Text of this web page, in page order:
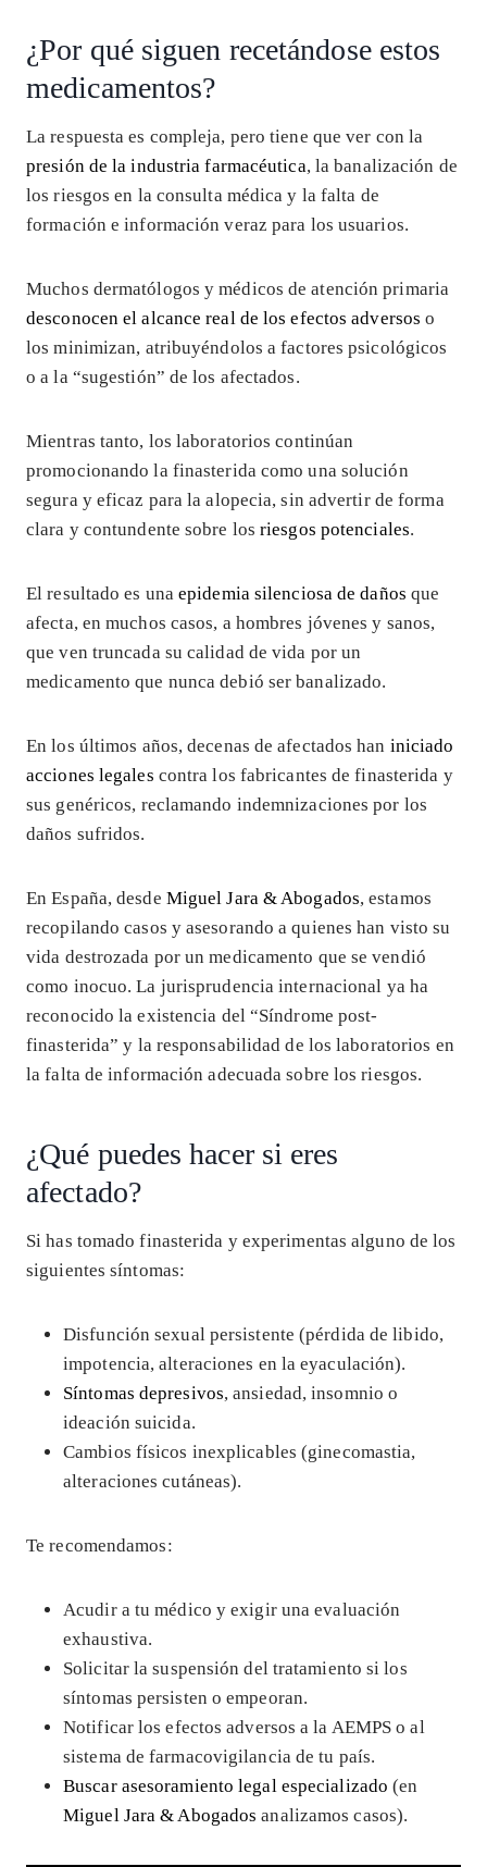
¿Por qué siguen recetándose estos
medicamentos?
La respuesta es compleja, pero tiene que ver con la
presión de la industria farmacéutica, la banalización de
los riesgos en la consulta médica y la falta de
formación e información veraz para los usuarios.
Muchos dermatólogos y médicos de atención primaria
desconocen el alcance real de los efectos adversos o
los minimizan, atribuyéndolos a factores psicológicos
o a la “sugestión” de los afectados.
Mientras tanto, los laboratorios continúan
promocionando la finasterida como una solución
segura y eficaz para la alopecia, sin advertir de forma
clara y contundente sobre losriesgos potenciales.
El resultado es unaepidemia silenciosa de daños que
afecta, en muchos casos, a hombres jóvenes y sanos,
que ven truncada su calidad de vida por un
medicamento que nunca debió ser banalizado.
En los últimos años, decenas de afectados han iniciado
acciones legales contra los fabricantes de finasterida y
sus genéricos, reclamando indemnizaciones por los
daños sufridos.
En España, desde Miguel Jara & Abogados, estamos
recopilando casos y asesorando a quienes han visto su
vida destrozada por un medicamento que se vendió
como inocuo. La jurisprudencia internacional ya ha
reconocido la existencia del “Síndrome post-
finasterida” y la responsabilidad de los laboratorios en
la falta de información adecuada sobre los riesgos.
¿Qué puedes hacer si eres
afectado?
Si has tomado finasterida y experimentas alguno de los
siguientes síntomas:
Disfunción sexual persistente (pérdida de libido,
impotencia, alteraciones en la eyaculación).
Síntomas depresivos, ansiedad, insomnio o
ideación suicida.
Cambios físicos inexplicables (ginecomastia,
alteraciones cutáneas).
Te recomendamos:
Acudir a tu médico y exigir una evaluación
exhaustiva.
Solicitar la suspensión del tratamiento si los
síntomas persisten o empeoran.
Notificar los efectos adversos a la AEMPS o al
sistema de farmacovigilancia de tu país.
Buscar asesoramiento legal especializado (en
Miguel Jara & Abogados analizamos casos).